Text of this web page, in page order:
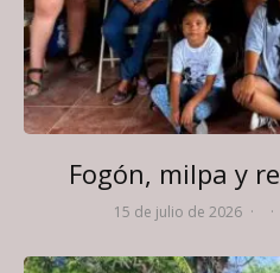
Fogón, milpa y
15 de julio de 2026 · ·